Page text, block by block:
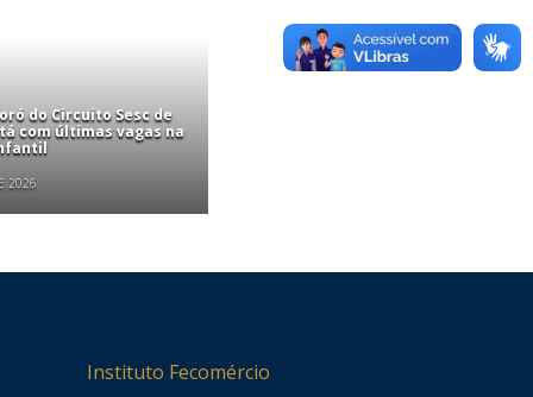
do Circuito Sesc de
com últimas vagas na
2026
Instituto Fecomércio